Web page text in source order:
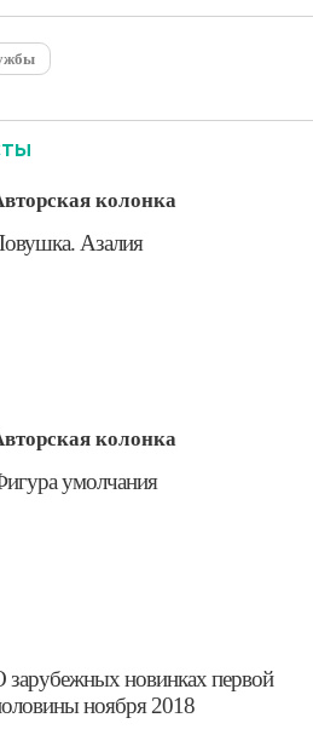
колонка
Азалия
колонка
умолчания
зарубежных новинках первой
ноября 2018